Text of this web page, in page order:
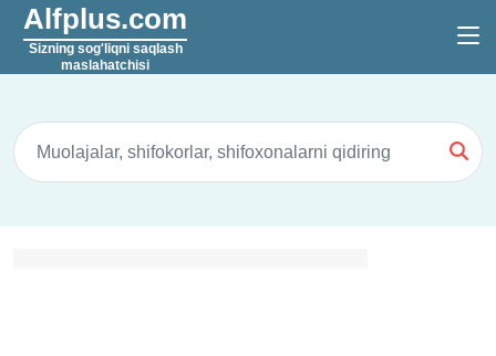
Alfplus.com
Sizning sog'liqni saqlash
maslahatchisi